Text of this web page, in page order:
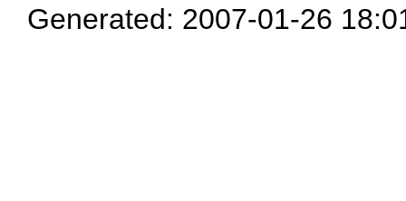
Generated: 2007-01-26